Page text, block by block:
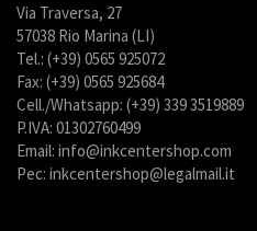
Via Traversa, 27
57038 Rio Marina (LI)
Tel.: (+39) 0565 925072
Fax: (+39) 0565 925684
Cell./Whatsapp: (+39) 339 3519889
P.IVA: 01302760499
Email: info@inkcentershop.com
Pec: inkcentershop@legalmail.it